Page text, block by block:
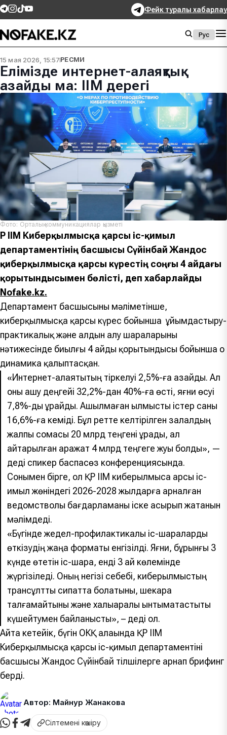
Фейк туралы хабарлау
Рус
15 мая 2026, 15:57РЕСМИ
Елімізде интернет-алаяқтық
азайды ма: ІІМ дерегі
Фото: Орталық коммуникациялар қызметі
ҚР ІІМ Киберқылмысқа қарсы іс-қимыл
департаментінің басшысы Сүйінбай Жандос
қиберқылмысқа қарсы күрестің соңғы 4 айдағы
қорытындысымен бөлісті, деп хабарлайды
Nofake.kz.
Департамент басшысының мәліметінше,
киберқылмысқа қарсы күрес бойынша ұйымдастыру-
практикалық және алдын алу шараларының
нәтижесінде биылғы 4 айдың қорытындысы бойынша оң
динамика қалыптасқан.
«Интернет-алаяқтықтың тіркелуі 2,5%-ға азайды. Ал
оны ашу деңгейі 32,2%-дан 40%-ға өсті, яғни өсуі
7,8%-ды құрайды. Ашылмаған қылмыстық істер саны
16,6%-ға кеміді. Бұл ретте келтірілген залалдың
жалпы сомасы 20 млрд теңгені құрады, ал
қайтарылған қаражат 4 млрд теңгеге жуық болды», —
деді спикер баспасөз конференциясында.
Сонымен бірге, ол ҚР ІІМ киберқылмысқа қарсы іс-
қимыл жөніндегі 2026-2028 жылдарға арналған
ведомстволық бағдарламаны іске асырып жатқанын
мәлімдеді.
«Бүгінде жедел-профилактикалық іс-шараларды
өткізудің жаңа форматы енгізілді. Яғни, бұрынғы 3
күнде өтетін іс-шара, енді 3 ай көлемінде
жүргізіледі. Оның негізі себебі, киберқылмыстың
трансұлттық сипатта болатыны, шекара
талғамайтыны және халықаралық ынтымақтастықты
күшейтумен байланысты», – деді ол.
Айта кетейік, бүгін ОКҚ алаңында ҚР IIM
Киберқылмысқа қарсы іс-қимыл департаментінің
басшысы Жандос Сүйінбай тілшілерге арнап брифинг
берді.
Автор: Майнур Жанакова
Сілтемені көшіру